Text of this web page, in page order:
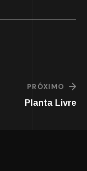
PRÓXIMO
Planta Livre